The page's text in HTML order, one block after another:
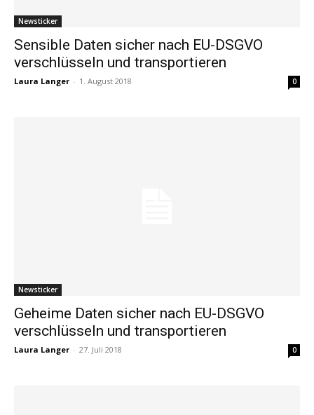
Newsticker
Sensible Daten sicher nach EU-DSGVO
verschlüsseln und transportieren
Laura Langer - 1. August 2018 0
Newsticker
Geheime Daten sicher nach EU-DSGVO
verschlüsseln und transportieren
Laura Langer - 27. Juli 2018 0